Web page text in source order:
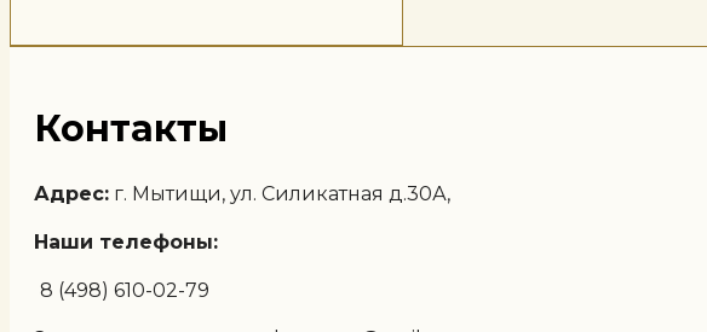
Контакты
Адрес: г. Мытищи, ул. Силикатная д.30А,
Наши телефоны:
8 (498) 610-02-79